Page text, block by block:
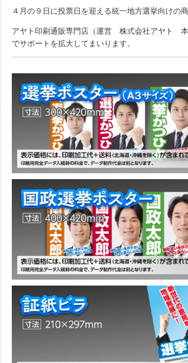
４月の９日に投票日を迎える統一地方選挙向けの
アヤト印刷通販専門店（運営 株式会社アヤト 本
でサポートを拡大してまいります。